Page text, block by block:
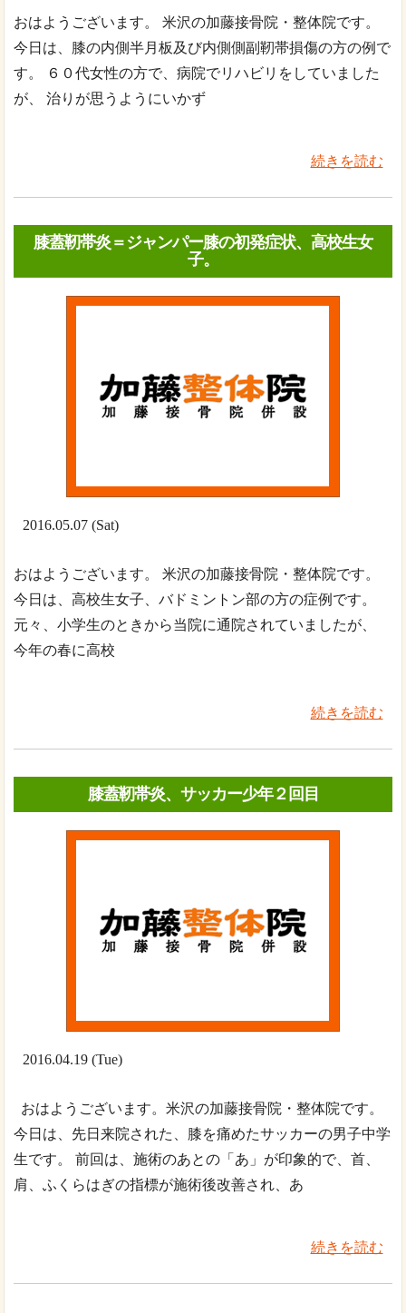
おはようございます。 米沢の加藤接骨院・整体院です。
今日は、膝の内側半月板及び内側側副靭帯損傷の方の例で
す。 ６０代女性の方で、病院でリハビリをしていました
が、 治りが思うようにいかず
続きを読む
膝蓋靭帯炎＝ジャンパー膝の初発症状、高校生女
子。
2016.05.07 (Sat)
おはようございます。 米沢の加藤接骨院・整体院です。
今日は、高校生女子、バドミントン部の方の症例です。
元々、小学生のときから当院に通院されていましたが、
今年の春に高校
続きを読む
膝蓋靭帯炎、サッカー少年２回目
2016.04.19 (Tue)
おはようございます。米沢の加藤接骨院・整体院です。
今日は、先日来院された、膝を痛めたサッカーの男子中学
生です。 前回は、施術のあとの「あ」が印象的で、首、
肩、ふくらはぎの指標が施術後改善され、あ
続きを読む